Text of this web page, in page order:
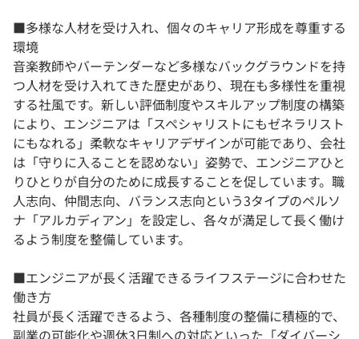
■多様な人材を受け入れ、個々のキャリア形成を尊重する
環境
音楽教師やバーテンダーなど多様なバックグラウンドを持
つ人材を受け入れてきた歴史があり、現在も多様性を重視
する社風です。新しい評価制度やスキルアップ制度の構築
により、エンジニアは「スペシャリストにもゼネラリスト
にもなれる」柔軟なキャリアデザインが可能であり、会社
は「守りに入ることを認めない」姿勢で、エンジニアひと
りひとりが自分のために成長することを促しています。職
人志向、仲間志向、バランス志向という3タイプのペルソ
ナ「アルカディアン」を設定し、各々が満足して長く働け
るよう制度を整備しています。
■エンジニアが長く活躍できるライフステージに合わせた
働き方
社員が長く活躍できるよう、各種制度の整備に積極的で、